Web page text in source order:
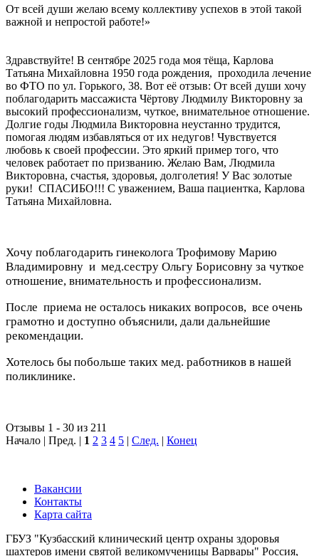
От всей души желаю всему коллективу успехов в этой такой
важной и непростой работе!»
Здравствуйте! В сентябре 2025 года моя тёща, Карлова
Татьяна Михайловна 1950 года рождения, проходила лечение
во ФТО по ул. Горького, 38. Вот её отзыв: От всей души хочу
поблагодарить массажиста Чёртову Людмилу Викторовну за
высокий профессионализм, чуткое, внимательное отношение.
Долгие годы Людмила Викторовна неустанно трудится,
помогая людям избавляться от их недугов! Чувствуется
любовь к своей профессии. Это яркий пример того, что
человек работает по призванию. Желаю Вам, Людмила
Викторовна, счастья, здоровья, долголетия! У Вас золотые
руки! СПАСИБО!!! С уважением, Ваша пациентка, Карлова
Татьяна Михайловна.
Хочу поблагодарить гинеколога Трофимову Марию
Владимировну и мед.сестру Ольгу Борисовну за чуткое
отношение, внимательность и профессионализм.
После приема не осталось никаких вопросов, все очень
грамотно и доступно объяснили, дали дальнейшие
рекомендации.
Хотелось бы побольше таких мед. работников в нашей
поликлинике.
Отзывы 1 - 30 из 211
Начало | Пред. | 1 2 3 4 5 След. Конец
Вакансии
Контакты
Карта сайта
ГБУЗ "Кузбасский клинический центр охраны здоровья
шахтеров имени святой великомученицы Варвары" Россия,